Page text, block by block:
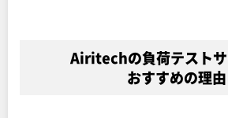
Airitechの負荷テスト
おすすめの理由